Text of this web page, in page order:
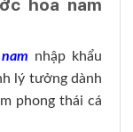
hoa nam
nhập khẩu
lý tưởng dành
phong thái cá